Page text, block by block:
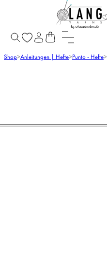
Shop>Anleitungen | Hefte>Punto - Hefte>